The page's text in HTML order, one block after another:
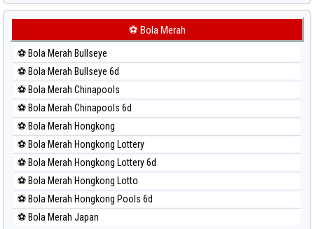
Paito Harian Sydney Lottery
Paito Harian Sydney Lottery 6d
Paito Harian Sydney Lotto
Paito Harian Sydney Pools 6d
Paito Harian Taipei
Paito Harian Taiwan
⚽ Bola Merah
⚽ Bola Merah Bullseye
⚽ Bola Merah Bullseye 6d
⚽ Bola Merah Chinapools
⚽ Bola Merah Chinapools 6d
⚽ Bola Merah Hongkong
⚽ Bola Merah Hongkong Lottery
⚽ Bola Merah Hongkong Lottery 6d
⚽ Bola Merah Hongkong Lotto
⚽ Bola Merah Hongkong Pools 6d
⚽ Bola Merah Japan